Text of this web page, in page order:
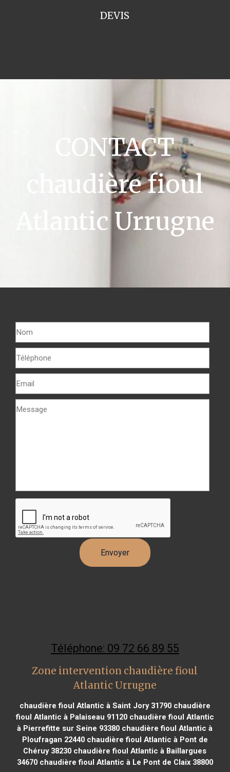
DEVIS
CONTACT
chaudière fioul
Atlantic Urrugne
Téléphone: 09 72 66 89 55
Zone intervention chaudière fioul
Atlantic Urrugne
chaudière fioul Atlantic à Saint Jory 31790chaudière
fioul Atlantic à Palaiseau 91120chaudière fioul Atlantic
à Pierrefitte sur Seine 93380 chaudière fioul Atlantic à
Ploufragan 22440chaudière fioul Atlantic à Pont de
Chéruy 38230 chaudière fioul Atlantic à Baillargues
34670chaudière fioul Atlantic à Le Pont de Claix 38800